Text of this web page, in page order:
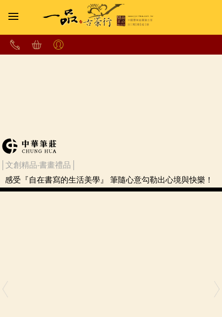
│文創精品‧書畫禮品│
感受『自在書寫的生活美學』 筆隨心意勾勒出心境與快樂！